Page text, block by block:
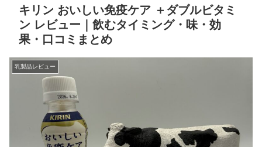
キリン おいしい免疫ケア ＋ダブルビタミ
ン レビュー｜飲むタイミング・味・効
果・口コミまとめ
乳製品レビュー